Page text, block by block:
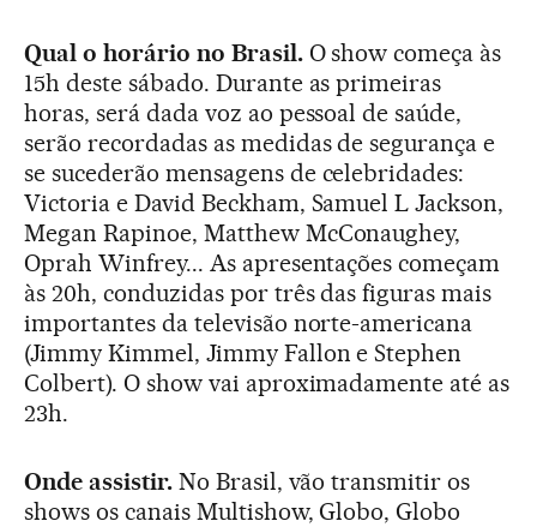
Qual o horário no Brasil.O show começa às
15h deste sábado. Durante as primeiras
horas, será dada voz ao pessoal de saúde,
serão recordadas as medidas de segurança e
se sucederão mensagens de celebridades:
Victoria e David Beckham, Samuel L Jackson,
Megan Rapinoe, Matthew McConaughey,
Oprah Winfrey... As apresentações começam
às 20h, conduzidas por três das figuras mais
importantes da televisão norte-americana
(Jimmy Kimmel, Jimmy Fallon e Stephen
Colbert). O show vai aproximadamente até as
23h.
Onde assistir.No Brasil, vão transmitir os
shows os canais Multishow, Globo, Globo